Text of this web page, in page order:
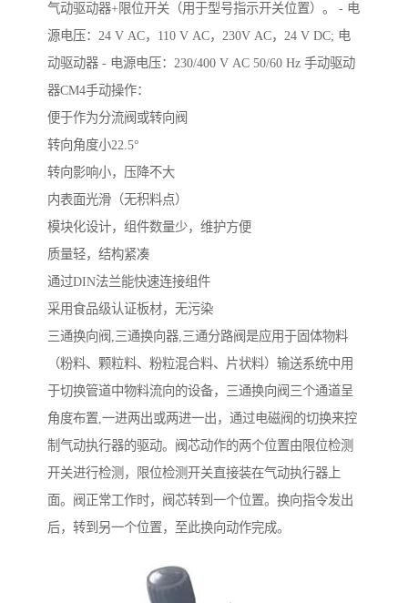
气动驱动器+限位开关（用于型号指示开关位置）。 - 电
源电压：24 V AC，110 V AC，230V AC，24 V DC; 电
动驱动器 - 电源电压：230/400 V AC 50/60 Hz 手动驱动
器CM4手动操作：
便于作为分流阀或转向阀
转向角度小22.5°
转向影响小，压降不大
内表面光滑（无积料点）
模块化设计，组件数量少，维护方便
质量轻，结构紧凑
通过DIN法兰能快速连接组件
采用食品级认证板材，无污染
三通换向阀,三通换向器,三通分路阀是应用于固体物料
（粉料、颗粒料、粉粒混合料、片状料）输送系统中用
于切换管道中物料流向的设备，三通换向阀三个通道呈
角度布置,一进两出或两进一出，通过电磁阀的切换来控
制气动执行器的驱动。阀芯动作的两个位置由限位检测
开关进行检测，限位检测开关直接装在气动执行器上
面。阀正常工作时，阀芯转到一个位置。换向指令发出
后，转到另一个位置，至此换向动作完成。